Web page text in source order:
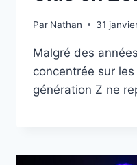
Par Nathan 31
Malgré des
concentrée sur
génération Z ne